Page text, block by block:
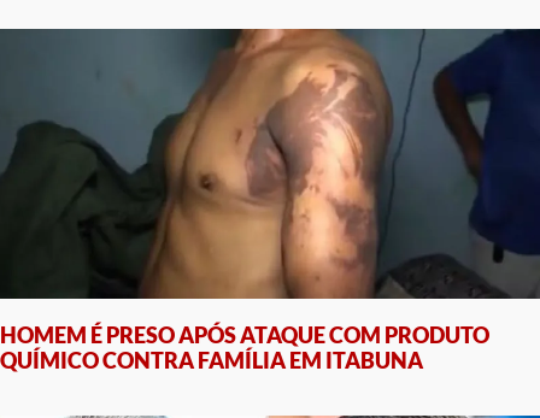
HOMEM É PRESO APÓS ATAQUE COM PRODUTO
QUÍMICO CONTRA FAMÍLIA EM ITABUNA